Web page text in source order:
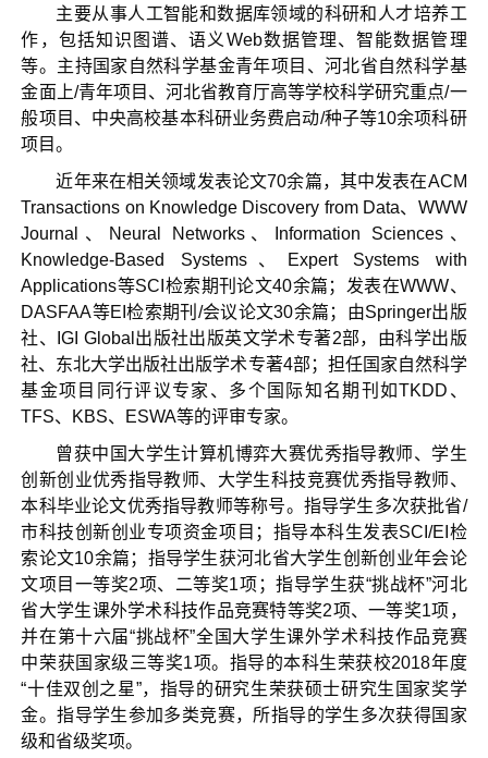
主要从事人工智能和数据库领域的科研和人才培养工
作，包括知识图谱、语义Web数据管理、智能数据管理
等。主持国家自然科学基金青年项目、河北省自然科学基
金面上/青年项目、河北省教育厅高等学校科学研究重点/一
般项目、中央高校基本科研业务费启动/种子等10余项科研
项目。
近年来在相关领域发表论文70余篇，其中发表在ACM
Transactions on Knowledge Discovery from Data、WWW
Journal、Neural Networks、Information Sciences、
Knowledge-Based Systems、Expert Systems with
Applications等SCI检索期刊论文40余篇；发表在WWW、
DASFAA等EI检索期刊/会议论文30余篇；由Springer出版
社、IGI Global出版社出版英文学术专著2部，由科学出版
社、东北大学出版社出版学术专著4部；担任国家自然科学
基金项目同行评议专家、多个国际知名期刊如TKDD、
TFS、KBS、ESWA等的评审专家。
曾获中国大学生计算机博弈大赛优秀指导教师、学生
创新创业优秀指导教师、大学生科技竞赛优秀指导教师、
本科毕业论文优秀指导教师等称号。指导学生多次获批省/
市科技创新创业专项资金项目；指导本科生发表SCI/EI检
索论文10余篇；指导学生获河北省大学生创新创业年会论
文项目一等奖2项、二等奖1项；指导学生获“挑战杯”河北
省大学生课外学术科技作品竞赛特等奖2项、一等奖1项，
并在第十六届“挑战杯”全国大学生课外学术科技作品竞赛
中荣获国家级三等奖1项。指导的本科生荣获校2018年度
“十佳双创之星”，指导的研究生荣获硕士研究生国家奖学
金。指导学生参加多类竞赛，所指导的学生多次获得国家
级和省级奖项。